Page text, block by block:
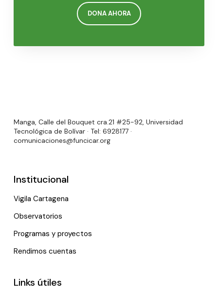
DONA AHORA
Manga, Calle del Bouquet cra.21 #25-92, Universidad
Tecnológica de Bolívar · Tel: 6928177 ·
comunicaciones@funcicar.org
Institucional
Vigila Cartagena
Observatorios
Programas y proyectos
Rendimos cuentas
Links útiles